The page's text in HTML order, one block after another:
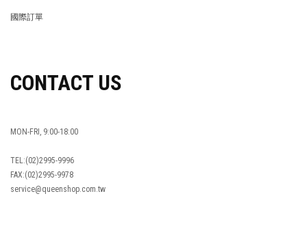
國際訂單
CONTACT US
MON-FRI, 9:00-18:00
TEL:(02)2995-9996
FAX:(02)2995-9978
service@queenshop.com.tw